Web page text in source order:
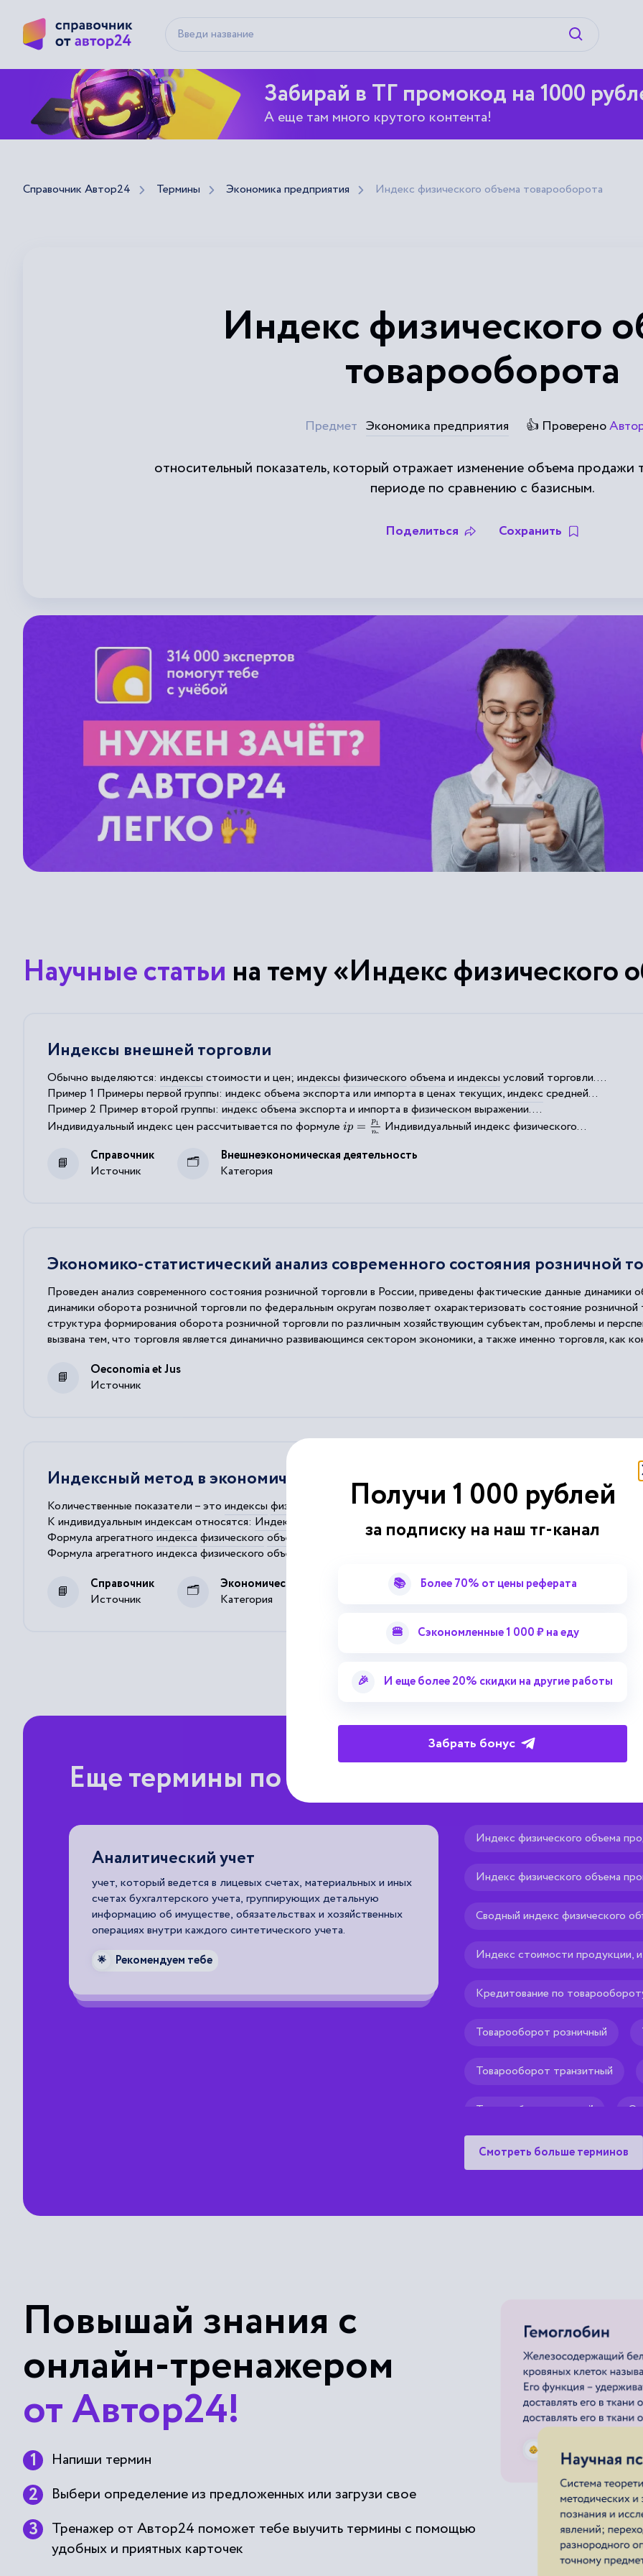
Искать
Забирай в ТГ промокод на 1000
А еще там много крутого контента!
Справочник Автор24 Термины Экономика предприятия Индекс физического объема товарооборота
Индекс физического
товарооборота
Предмет Экономика предприятия 👍 Проверено
относительный показатель, который отражает изменение объема
периоде по сравнению с базисным.
Поделиться Сохранить
Научные статьи на тему «Индекс физического
Индексы внешней торговли
Обычно выделяются: индексы стоимости и цен; индексы физического объема и индексы условий торговли....
Пример 1 Примеры первой группы: индексобъема экспорта или импорта в ценах текущих,индекссредней...
Пример 2 Пример второй группы: индексобъема экспорта и импорта в физическом выражении....
Индивидуальный индексцен рассчитывается по формуле ip =p p0 Индивидуальный индексфизического...
Источник
Справочник
Категория
Внешнеэкономическая деятельность
Экономико-статистический анализ современного состояния розничной
Проведен анализ современного состояния розничной торговли в России, приведены фактические данные динамики
динамики оборота розничной торговли по федеральным округам позволяет охарактеризовать состояние
структура формирования оборота розничной торговли по различным хозяйствующим субъектам, проблемы и
вызвана тем, что торговля является динамично развивающимся сектором экономики, а также именно торговля, как
Источник
Oeconomia et Jus
Индексный метод в экономическом анализе
Количественные показатели – это индексы физического объема, к примеру,товарооборот, потребление
К индивидуальным индексам относятся: Индекс
Формула агрегатного индекса физического объема
выглядит следующим образом (2): Рисунок 1....
Формула агрегатного индекса физического объема
Источник
Справочник
Категория
Экономический анализ
Еще термины по предмету «Экономика
Аналитический учет
учет, который ведется в лицевых счетах, материальных и иных
счетах бухгалтерского учета, группирующих детальную
информацию об имуществе, обязательствах и хозяйственных
операциях внутри каждого синтетического учета.
🌟 Рекомендуем тебе
основные фонды, которые в
видоизменяя его.
Индекс физического объема
Индекс физического объема
Сводный индекс физического
Индекс стоимости продукции,
Кредитование по
Товарооборот розничный
Товарооборот транзитный
Товарооборот валовой
Рентабельность товарооборота
Смотреть больше терминов
Повышай знания с
онлайн-тренажером
от Автор24!
Напиши термин
Выбери определение из предложенных или загрузи свое
Тренажер от Автор24 поможет тебе выучить термины с помощью
удобных и приятных карточек
Получи 1 000 рублей
за подписку на наш тг-канал
📚 Более 70% от цены реферата
🍔 Сэкономленные 1 000 ₽ на еду
🎉 И еще более 20% скидки на другие работы
Забрать бонус